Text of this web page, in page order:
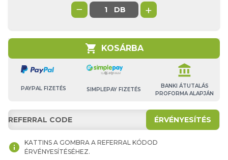
− DB +
shopping_cart KOSÁRBA
PAYPAL FIZETÉS SIMPLEPAY FIZETÉS
account_balance
BANKI ÁTUTALÁS
PROFORMA ALAPJÁN
ÉRVÉNYESÍTÉS
info
KATTINS A GOMBRA A REFERRAL KÓDOD
ÉRVÉNYESÍTÉSÉHEZ.